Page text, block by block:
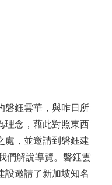
磐鈺雲華，與昨日所
理念，藉此對照東西
處，並邀請到磐鈺建
們解說導覽。磐鈺雲
設邀請了新加坡知名